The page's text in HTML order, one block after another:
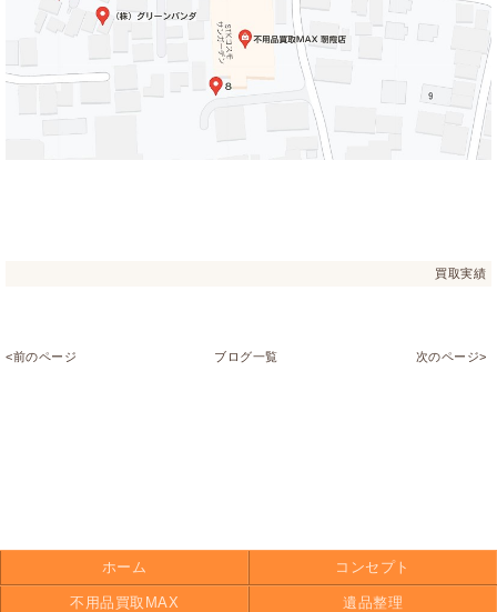
買取実績
<前のページ ブログ一覧 次のページ>
ホーム コンセプト
不用品買取MAX 遺品整理